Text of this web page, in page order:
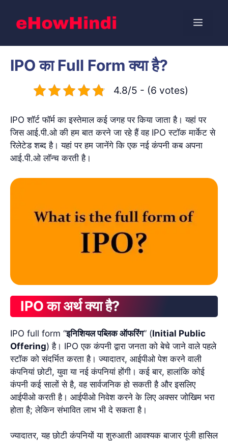
content
Menu
IPO का Full Form क्या है?
4.8/5 - (6 votes)
IPO शॉर्ट फॉर्म का इस्तेमाल कई जगह पर किया जाता है। यहां पर
जिस आई.पी.ओ की हम बात करने जा रहे हैं वह IPO स्टॉक मार्केट से
रिलेटेड शब्द है। यहां पर हम जानेंगे कि एक नई कंपनी कब अपना
आई.पी.ओ लॉन्च करती है।
IPO का अर्थ क्या है?
IPO full form “इनिशियल पब्लिक ऑफरिंग” (Initial Public
Offering) है। IPO एक कंपनी द्वारा जनता को बेचे जाने वाले पहले
स्टॉक को संदर्भित करता है। ज्यादातर, आईपीओ पेश करने वाली
कंपनियां छोटी, युवा या नई कंपनियां होंगी। कई बार, हालांकि कोई
कंपनी कई सालों से है, वह सार्वजनिक हो सकती है और इसलिए
आईपीओ करती है। आईपीओ निवेश करने के लिए अक्सर जोखिम भरा
होता है; लेकिन संभावित लाभ भी दे सकता है।
ज्यादातर, यह छोटी कंपनियों या शुरुआती आवश्यक बाजार पूंजी हासिल